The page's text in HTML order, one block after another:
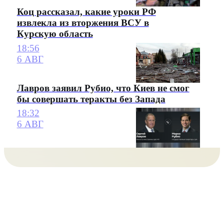
Коц рассказал, какие уроки РФ
извлекла из вторжения ВСУ в
Курскую область
18:56
6 АВГ
Лавров заявил Рубио, что Киев не смог
бы совершать теракты без Запада
18:32
6 АВГ